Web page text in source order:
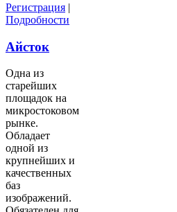
Регистрация |
Подробности
Айсток
Одна из
старейших
площадок на
микростоковом
рынке.
Обладает
одной из
крупнейших и
качественных
баз
изображений.